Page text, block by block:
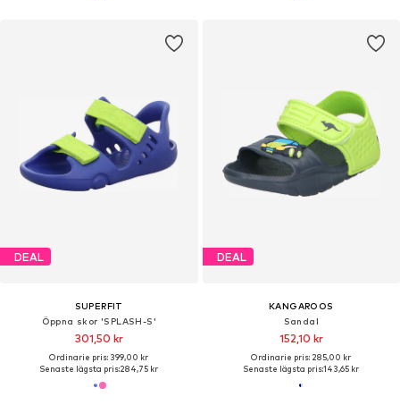
DEAL
SUPERFIT
Öppna skor 'SPLASH-S'
301,50 kr
Ordinarie pris: 399,00 kr
Senaste lägsta pris:284,75 kr
DEAL
KANGAROOS
Sandal
152,10 kr
Ordinarie pris: 285,00 kr
Senaste lägsta pris:143,65 kr